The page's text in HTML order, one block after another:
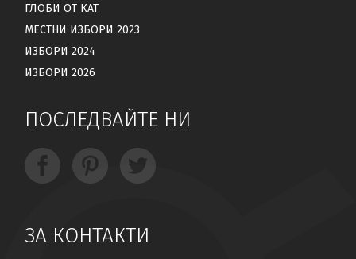
ГЛОБИ ОТ КАТ
МЕСТНИ ИЗБОРИ 2023
ИЗБОРИ 2024
ИЗБОРИ 2026
ПОСЛЕДВАЙТЕ НИ
ЗА КОНТАКТИ